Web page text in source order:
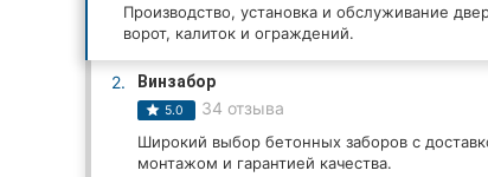
Ветеринарные клиники
Частные клиники
Автошколы
Производство, установка и обслуживание
ворот, калиток и ограждений.
2. Винзабор
5.0 34 отзыва
Широкий выбор бетонных заборов с
монтажом и гарантией качества.